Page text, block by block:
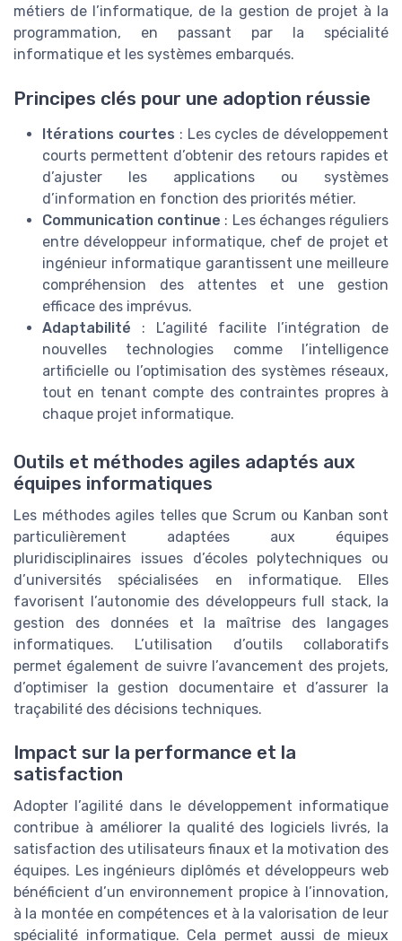
métiers de l’informatique, de la gestion de projet à la
programmation, en passant par la spécialité
informatique et les systèmes embarqués.
Principes clés pour une adoption réussie
Itérations courtes : Les cycles de développement
courts permettent d’obtenir des retours rapides et
d’ajuster les applications ou systèmes
d’information en fonction des priorités métier.
Communication continue : Les échanges réguliers
entre développeur informatique, chef de projet et
ingénieur informatique garantissent une meilleure
compréhension des attentes et une gestion
efficace des imprévus.
Adaptabilité : L’agilité facilite l’intégration de
nouvelles technologies comme l’intelligence
artificielle ou l’optimisation des systèmes réseaux,
tout en tenant compte des contraintes propres à
chaque projet informatique.
Outils et méthodes agiles adaptés aux
équipes informatiques
Les méthodes agiles telles que Scrum ou Kanban sont
particulièrement adaptées aux équipes
pluridisciplinaires issues d’écoles polytechniques ou
d’universités spécialisées en informatique. Elles
favorisent l’autonomie des développeurs full stack, la
gestion des données et la maîtrise des langages
informatiques. L’utilisation d’outils collaboratifs
permet également de suivre l’avancement des projets,
d’optimiser la gestion documentaire et d’assurer la
traçabilité des décisions techniques.
Impact sur la performance et la
satisfaction
Adopter l’agilité dans le développement informatique
contribue à améliorer la qualité des logiciels livrés, la
satisfaction des utilisateurs finaux et la motivation des
équipes. Les ingénieurs diplômés et développeurs web
bénéficient d’un environnement propice à l’innovation,
à la montée en compétences et à la valorisation de leur
spécialité informatique. Cela permet aussi de mieux